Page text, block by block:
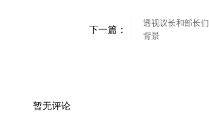
下一篇：
透视议长和部长
背景
暂无评论